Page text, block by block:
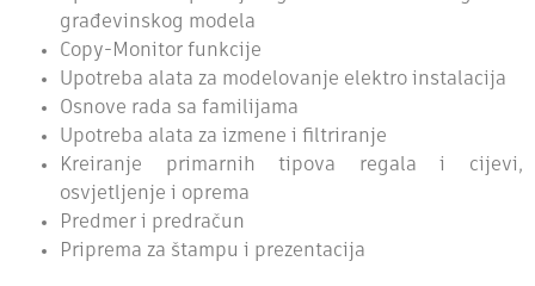
građevinskog modela
Copy-Monitor funkcije
Upotreba alata za modelovanje elektro instalacija
Osnove rada sa familijama
Upotreba alata za izmene i filtriranje
Kreiranje primarnih tipova regala i cijevi,
osvjetljenje i oprema
Predmer i predračun
Priprema za štampu i prezentacija